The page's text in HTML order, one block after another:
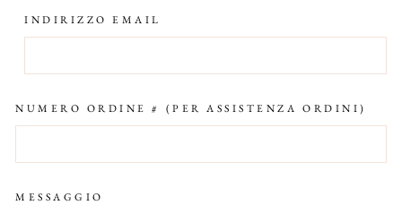
INDIRIZZO EMAIL
NUMERO ORDINE # (PER ASSISTENZA ORDINI)
MESSAGGIO